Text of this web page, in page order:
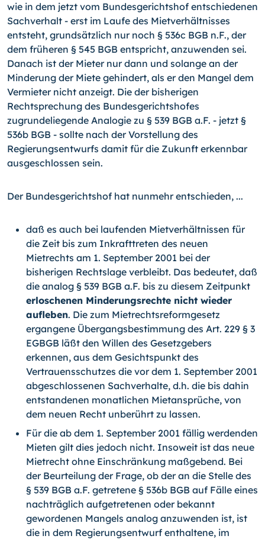
wie in dem jetzt vom Bundesgerichtshof entschiedenen
Sachverhalt - erst im Laufe des Mietverhältnisses
entsteht, grundsätzlich nur noch § 536c BGB n.F., der
dem früheren § 545 BGB entspricht, anzuwenden sei.
Danach ist der Mieter nur dann und solange an der
Minderung der Miete gehindert, als er den Mangel dem
Vermieter nicht anzeigt. Die der bisherigen
Rechtsprechung des Bundesgerichtshofes
zugrundeliegende Analogie zu § 539 BGB a.F. - jetzt §
536b BGB - sollte nach der Vorstellung des
Regierungsentwurfs damit für die Zukunft erkennbar
ausgeschlossen sein.
Der Bundesgerichtshof hat nunmehr entschieden, ...
daß es auch bei laufenden Mietverhältnissen für
die Zeit bis zum Inkrafttreten des neuen
Mietrechts am 1. September 2001 bei der
bisherigen Rechtslage verbleibt. Das bedeutet, daß
die analog § 539 BGB a.F. bis zu diesem Zeitpunkt
erloschenen Minderungsrechte nicht wieder
aufleben. Die zum Mietrechtsreformgesetz
ergangene Übergangsbestimmung des Art. 229 § 3
EGBGB läßt den Willen des Gesetzgebers
erkennen, aus dem Gesichtspunkt des
Vertrauensschutzes die vor dem 1. September 2001
abgeschlossenen Sachverhalte, d.h. die bis dahin
entstandenen monatlichen Mietansprüche, von
dem neuen Recht unberührt zu lassen.
Für die ab dem 1. September 2001 fällig werdenden
Mieten gilt dies jedoch nicht. Insoweit ist das neue
Mietrecht ohne Einschränkung maßgebend. Bei
der Beurteilung der Frage, ob der an die Stelle des
§ 539 BGB a.F. getretene § 536b BGB auf Fälle eines
nachträglich aufgetretenen oder bekannt
gewordenen Mangels analog anzuwenden ist, ist
die in dem Regierungsentwurf enthaltene, im